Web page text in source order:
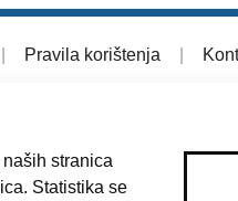
Pravila korištenja
stranica
Statistika se